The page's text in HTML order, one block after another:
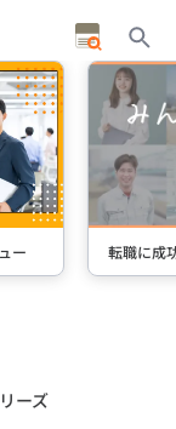
ー 転職に成
ーズ